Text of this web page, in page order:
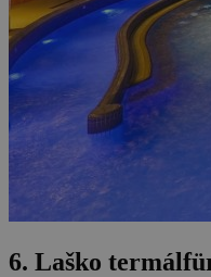
6. Laško